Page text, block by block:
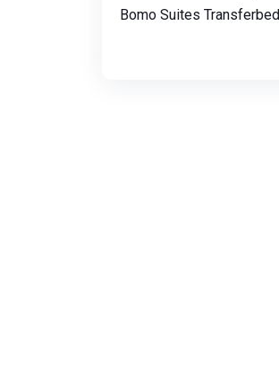
Bomo Suites